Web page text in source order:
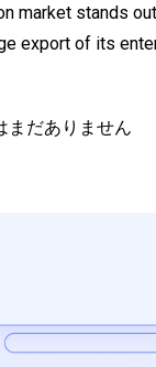
market stands
export of its
まだありません